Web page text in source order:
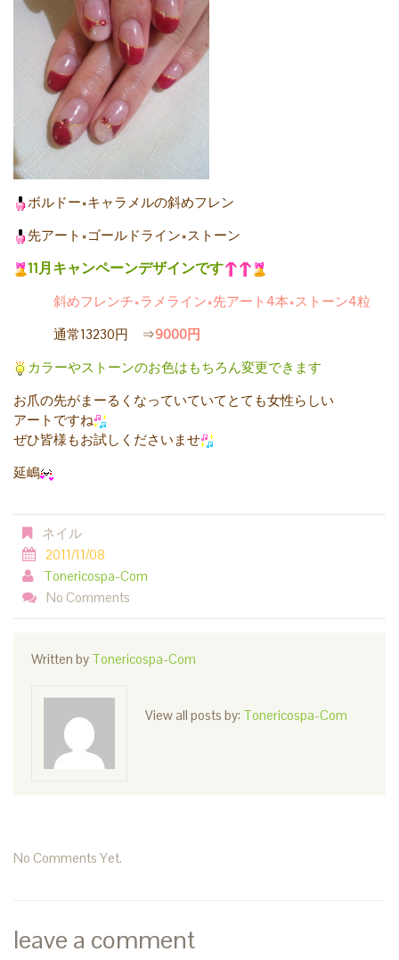
ボルドー×キャラメルの斜めフレン
先アート×ゴールドライン×ストーン
11月キャンペーンデザインです
斜めフレンチ×ラメライン×先アート4本×ストーン4粒
通常13230円 ⇒9000円
カラーやストーンのお色はもちろん変更できます
お爪の先がまーるくなっていていてとても女性らしい
アートですね
ぜひ皆様もお試しくださいませ
延嶋
ネイル
2011/11/08
Tonericospa-Com
No Comments
Written by Tonericospa-Com
View all posts by: Tonericospa-Com
No Comments Yet.
leave a comment